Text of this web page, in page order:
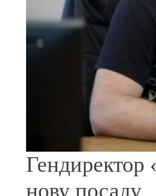
нову посаду